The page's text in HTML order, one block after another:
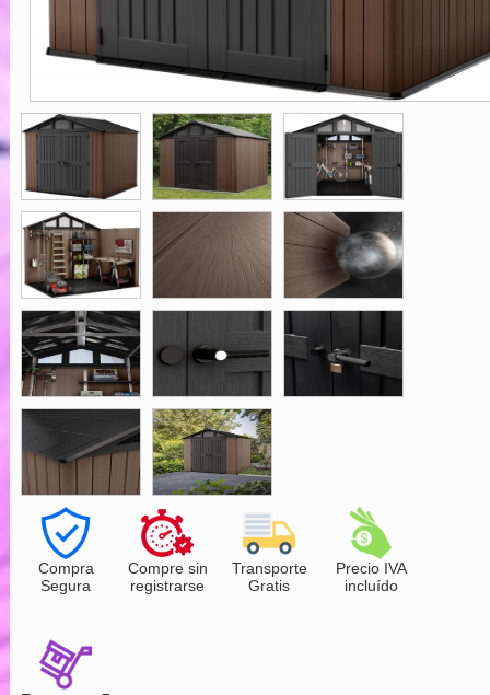
Compra
Segura
Compre sin
registrarse
Transporte
Gratis
Precio IVA
incluído